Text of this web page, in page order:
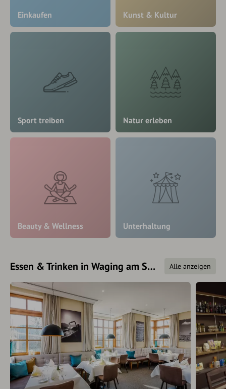
Einkaufen Kunst & Kultur
Sport treiben Natur erleben
Beauty & Wellness Unterhaltung
Essen & Trinken in Waging am See Alle anzeigen